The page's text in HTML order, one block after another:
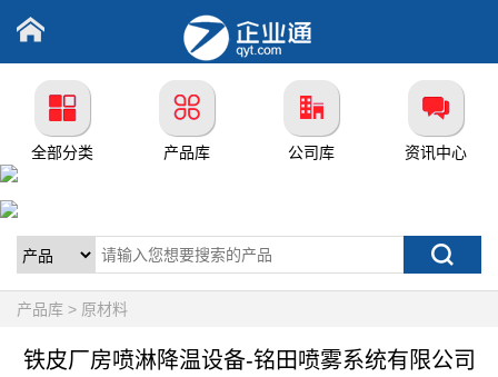
全部分类 产品库 公司库 资讯中心
产品库 > 原材料
铁皮厂房喷淋降温设备-铭田喷雾系统有限公司